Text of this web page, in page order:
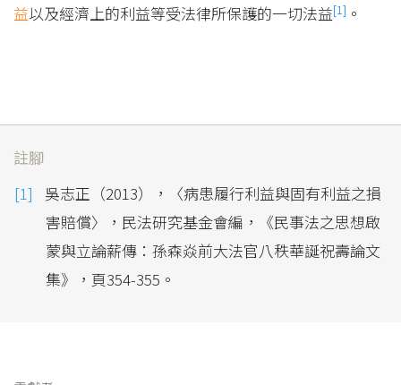
益以及經濟上的利益等受法律所保護的一切法益[1] 。
註腳
吳志正（2013），〈病患履行利益與固有利益之損
害賠償〉，民法研究基金會編，《民事法之思想啟
蒙與立論薪傳：孫森焱前大法官八秩華誕祝壽論文
集》，頁354-355。